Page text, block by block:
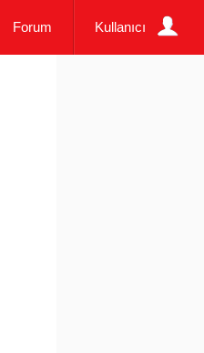
Forum Kullanıcı